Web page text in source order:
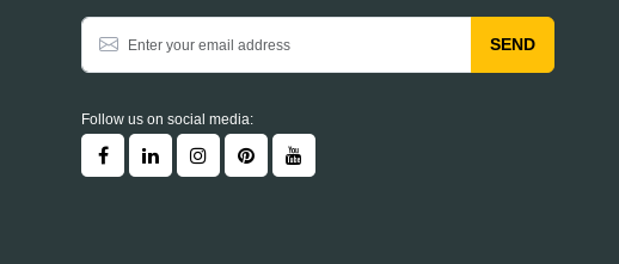
SEND
Follow us on social media: